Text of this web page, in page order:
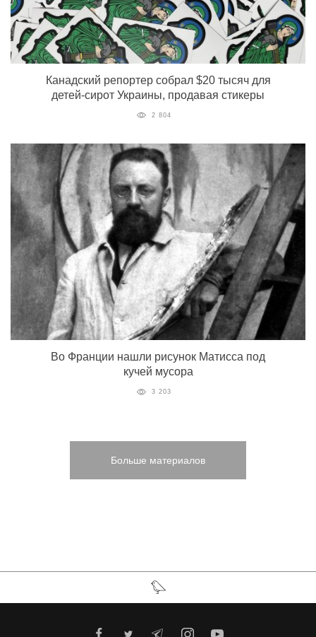
Канадский репортер собрал $20 тысяч для
детей-сирот Украины, продавая стикеры
2 804
Во Франции нашли рисунок Матисса под
кучей мусора
3 203
Больше материалов